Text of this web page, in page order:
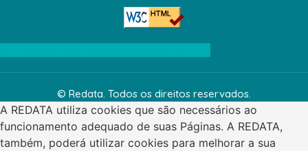
© Redata. Todos os direitos reservados.
A REDATA utiliza cookies que são necessários ao
funcionamento adequado de suas Páginas. A REDATA,
também, poderá utilizar cookies para melhorar a sua